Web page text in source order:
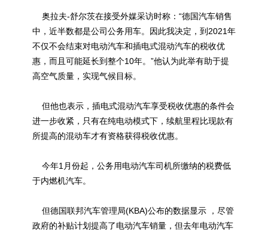
奥拉夫-舒尔茨在接受外媒采访时称：“德国汽车销售
中，近半数都是公司公务用车。因此我决定，到2021年
不仅不会结束对电动汽车和插电式混动汽车的税收优
惠，而且可能延长到整个10年。”他认为此举有助于提
高空气质量，实现气候目标。
但他也表示，插电式混动汽车享受税收优惠的条件会
进一步收紧，只有在纯电动模式下，续航里程比现款有
所提高的混动车才有资格获得税收优惠。
今年1月份起，公务用电动汽车司机所缴纳的税费低
于内燃机汽车。
但德国联邦汽车管理局(KBA)公布的数据显示 ，尽管
政府的补贴计划提高了电动汽车销量，但去年电动汽车